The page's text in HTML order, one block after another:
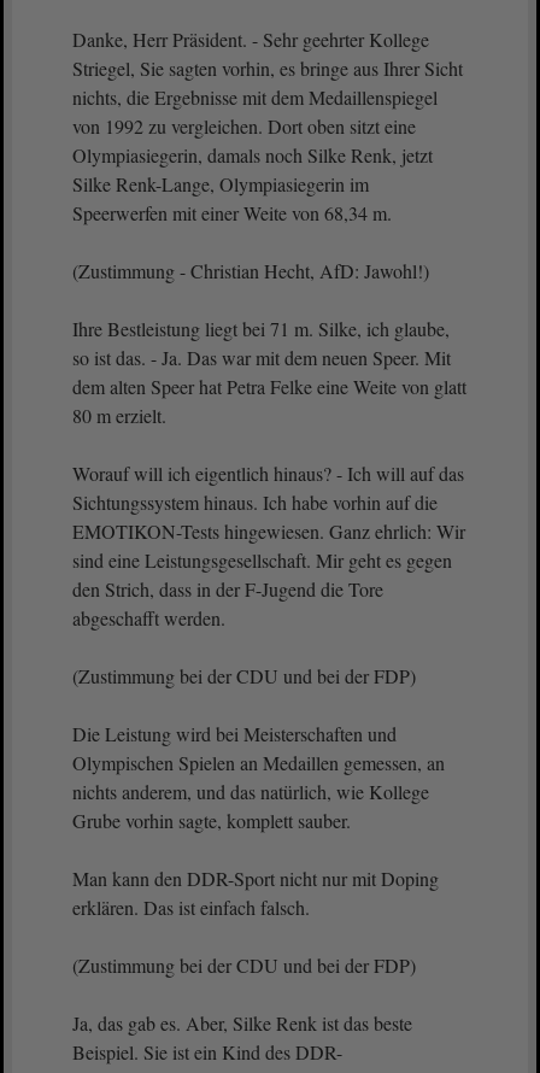
Danke, Herr Präsident. - Sehr geehrter Kollege
Striegel, Sie sagten vorhin, es bringe aus Ihrer Sicht
nichts, die Ergebnisse mit dem Medaillenspiegel
von 1992 zu vergleichen. Dort oben sitzt eine
Olympiasiegerin, damals noch Silke Renk, jetzt
Silke Renk-Lange, Olympiasiegerin im
Speerwerfen mit einer Weite von 68,34 m.
(Zustimmung - Christian Hecht, AfD: Jawohl!)
Ihre Bestleistung liegt bei 71 m. Silke, ich glaube,
so ist das. - Ja. Das war mit dem neuen Speer. Mit
dem alten Speer hat Petra Felke eine Weite von glatt
80 m erzielt.
Worauf will ich eigentlich hinaus? - Ich will auf das
Sichtungssystem hinaus. Ich habe vorhin auf die
EMOTIKON-Tests hingewiesen. Ganz ehrlich: Wir
sind eine Leistungsgesellschaft. Mir geht es gegen
den Strich, dass in der F-Jugend die Tore
abgeschafft werden.
(Zustimmung bei der CDU und bei der FDP)
Die Leistung wird bei Meisterschaften und
Olympischen Spielen an Medaillen gemessen, an
nichts anderem, und das natürlich, wie Kollege
Grube vorhin sagte, komplett sauber.
Man kann den DDR-Sport nicht nur mit Doping
erklären. Das ist einfach falsch.
(Zustimmung bei der CDU und bei der FDP)
Ja, das gab es. Aber, Silke Renk ist das beste
Beispiel. Sie ist ein Kind des DDR-